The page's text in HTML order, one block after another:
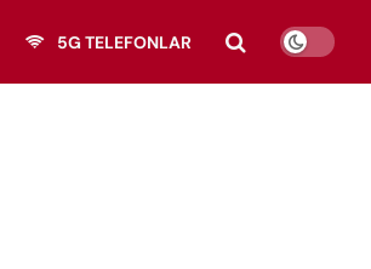
5G TELEFONLAR